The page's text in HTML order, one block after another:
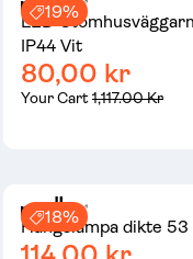
19%
LED
IP44 Vit
80,00 kr
Your Cart1,117.00 Kr
18%
Hängslampa dikte 53